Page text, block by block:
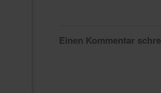
Einen Kommentar